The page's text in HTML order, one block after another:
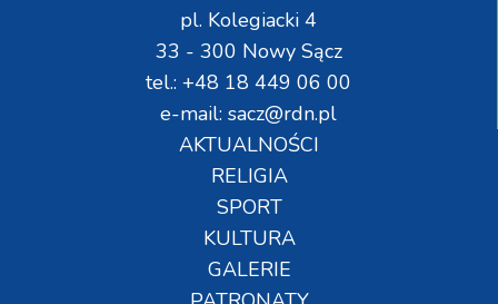
pl. Kolegiacki 4
33 - 300 Nowy Sącz
tel.: +48 18 449 06 00
e-mail: sacz@rdn.pl
AKTUALNOŚCI
RELIGIA
SPORT
KULTURA
GALERIE